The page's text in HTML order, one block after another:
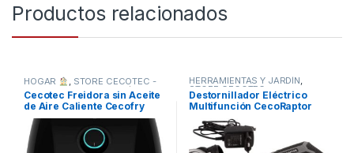
Productos relacionados
HOGAR , STORE CECOTEC -
DISTRIBUIDOR OFICIAL
,
TODOS
Cecotec Freidora sin Aceite
de Aire Caliente Cecofry
Compact Rapid
HERRAMIENTAS Y JARDÍN,
STORE CECOTEC -
DISTRIBUIDOR OFICIAL
,
TODOS
Destornillador Eléctrico
Multifunción CecoRaptor
Perfect MultiWork 360 Ultra